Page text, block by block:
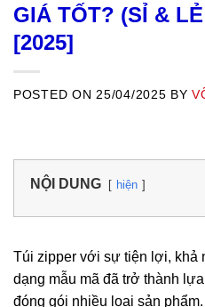
GIÁ TỐT? (SỈ &
[2025]
POSTED ON 25/04/2025 BY
NỘI DUNG hiện
Túi zipper với sự tiện lợi, khả
dạng mẫu mã đã trở thành
đóng gói nhiều loại sản